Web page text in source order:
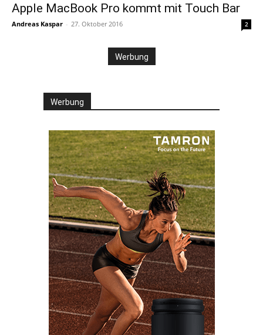
Apple MacBook Pro kommt mit Touch Bar
Andreas Kaspar - 27. Oktober 2016 2
Werbung
Werbung